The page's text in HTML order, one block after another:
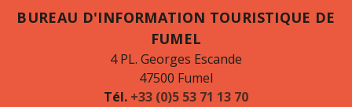
BUREAU D'INFORMATION TOURISTIQUE DE
FUMEL
4 PL. Georges Escande
47500 Fumel
Tél. +33 (0)5 53 71 13 70